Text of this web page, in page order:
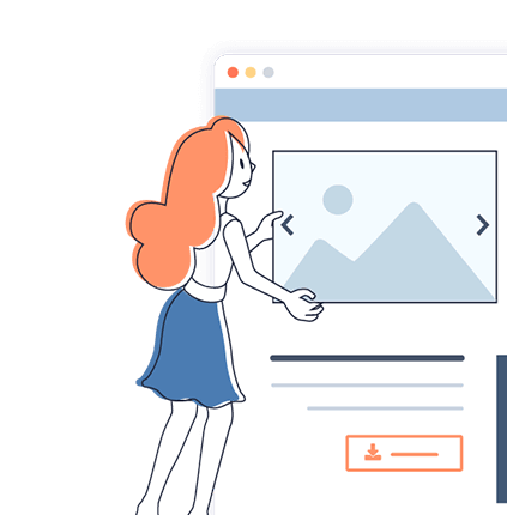
Maths
Savoir reconnaitre
La vidéo de Mr Monka